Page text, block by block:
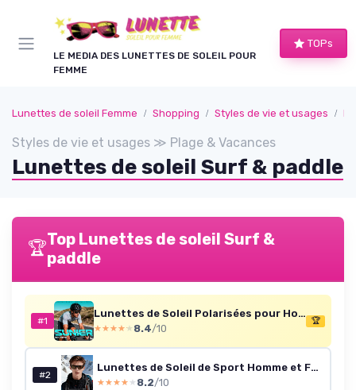
LE MEDIA DES LUNETTES DE SOLEIL POUR
FEMME
TOPs
Lunettes de soleil Femme Shopping Styles de vie et usages
Styles de vie et usages ≫ Plage & Vacances
Lunettes de soleil Surf & paddle
🏆Top Lunettes de soleil Surf &
paddle
#1
Lunettes de Soleil Polarisées pour Homme Femme,Sportives Lunettes de Conduite Pêche Vélo Anti-UV Lunettes de Soleil Cadre Noir - Rouge + Lame Gris + Cadre Noir - Rouge + Lame Gris
★★★★★
★★★★★ 8.4/10
🏆
#2
Lunettes de Soleil de Sport Homme et Femme UV400 Polarisées TR90 Cadre Enveloppant Conduite Vélo Montagne Monture Noire Verres Marron sur la photo
★★★★★
★★★★★ 8.2/10